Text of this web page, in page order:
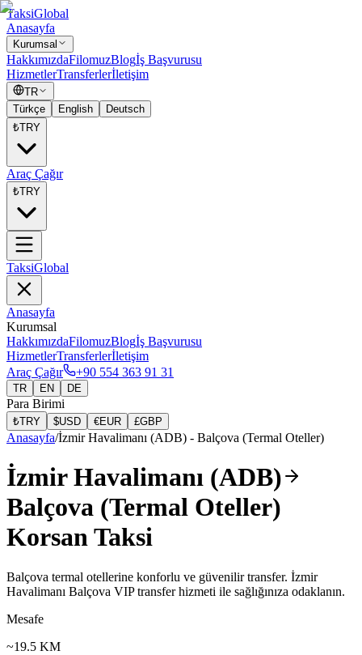
TaksiGlobal
Anasayfa
Kurumsal
HakkımızdaFilomuzBlogİş Başvurusu
HizmetlerTransferlerİletişim
TR
Türkçe
English
Deutsch
₺TRY
Araç Çağır
₺TRY
TaksiGlobal
Anasayfa
Kurumsal
HakkımızdaFilomuzBlogİş Başvurusu
HizmetlerTransferlerİletişim
Araç Çağır
+90 554 363 91 31
TR EN DE
Para Birimi
₺TRY $USD €EUR £GBP
Anasayfa/İzmir Havalimanı (ADB) - Balçova (Termal Oteller)
İzmir Havalimanı (ADB)
Balçova (Termal Oteller)
Korsan Taksi
Balçova termal otellerine konforlu ve güvenilir transfer. İzmir
Havalimanı Balçova VIP transfer hizmeti ile sağlığınıza odaklanın.
Mesafe
~19.5 KM